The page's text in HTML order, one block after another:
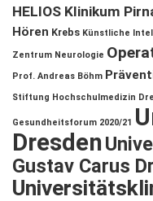
HELIOS Klinikum
Hören Krebs Künstliche
Zentrum Neurologie
Prof. Andreas Böhm
Stiftung Hochschulmedizin
Gesundheitsforum 2020/21
Dresden
Gustav Carus